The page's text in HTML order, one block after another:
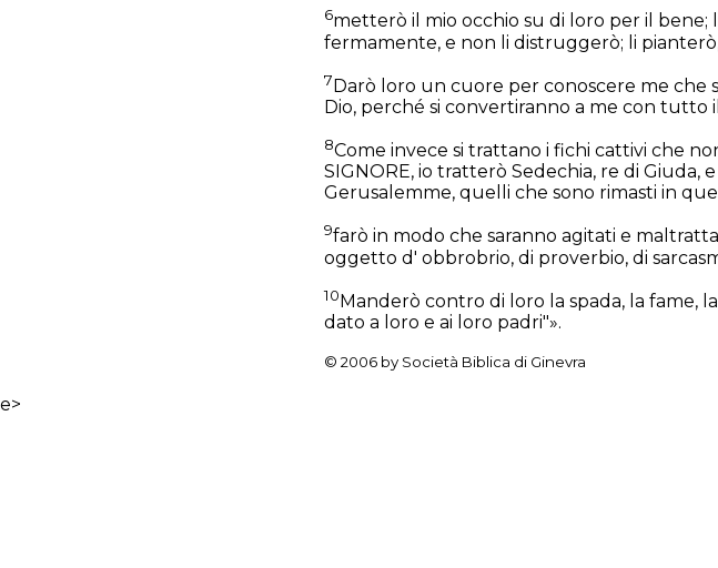
6metterò il mio occhio su di loro per il
fermamente, e non li distruggerò; li
7Darò loro un cuore per conoscere me che
Dio, perché si convertiranno a me con tutto
8Come invece si trattano i fichi cattivi che
SIGNORE, io tratterò Sedechia, re di Giuda,
Gerusalemme, quelli che sono rimasti in
9farò in modo che saranno agitati e
oggetto d' obbrobrio, di proverbio, di
10Manderò contro di loro la spada, la fame,
dato a loro e ai loro padri"».
© 2006 by Società Biblica di Ginevra
e>